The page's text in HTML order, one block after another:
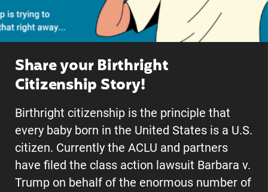
Share your Birthright
Citizenship Story!
Birthright citizenship is the principle that
every baby born in the United States is a U.S.
citizen. Currently the ACLU and partners
have filed the class action lawsuit Barbara v.
Trump on behalf of the enormous number of